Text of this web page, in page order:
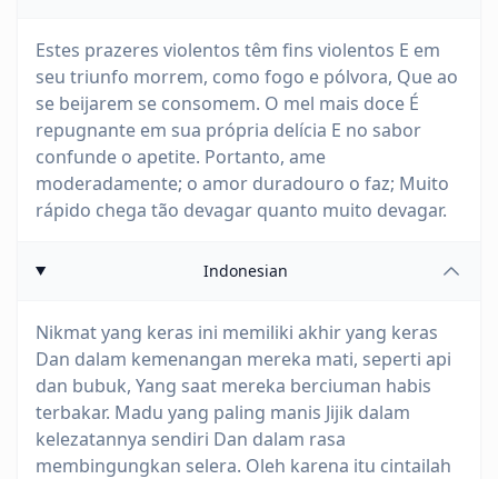
Estes prazeres violentos têm fins violentos E em
seu triunfo morrem, como fogo e pólvora, Que ao
se beijarem se consomem. O mel mais doce É
repugnante em sua própria delícia E no sabor
confunde o apetite. Portanto, ame
moderadamente; o amor duradouro o faz; Muito
rápido chega tão devagar quanto muito devagar.
Indonesian
Nikmat yang keras ini memiliki akhir yang keras
Dan dalam kemenangan mereka mati, seperti api
dan bubuk, Yang saat mereka berciuman habis
terbakar. Madu yang paling manis Jijik dalam
kelezatannya sendiri Dan dalam rasa
membingungkan selera. Oleh karena itu cintailah